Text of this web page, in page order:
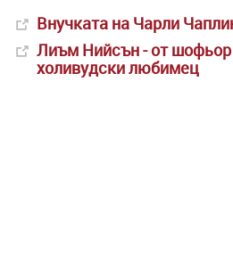
Внучката на Чарли
Лиъм Нийсън - от
холивудски любимец